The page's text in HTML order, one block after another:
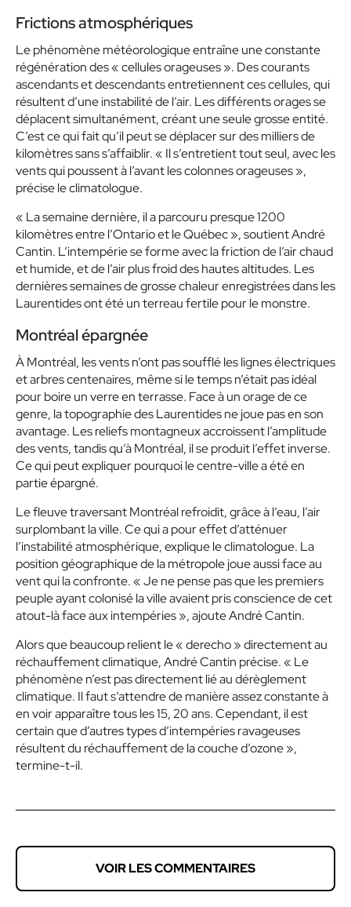
Frictions atmosphériques
Le phénomène météorologique entraîne une constante
régénération des« cellules orageuses ». Des courants
ascendants et descendants entretiennent ces cellules, qui
résultent d’une instabilité de l’air. Les différents orages se
déplacent simultanément, créant une seule grosse entité.
C’est ce qui fait qu’il peut se déplacer sur des milliers de
kilomètres sans s’affaiblir.« Il s’entretient tout seul, avec les
vents qui poussent à l’avant les colonnes orageuses »,
précise le climatologue.
« La semaine dernière, il a parcouru presque 1200
kilomètres entre l’Ontario et le Québec », soutient André
Cantin. L’intempérie se forme avec la friction de l’air chaud
et humide, et de l’air plus froid des hautes altitudes. Les
dernières semaines de grosse chaleur enregistrées dans les
Laurentides ont été un terreau fertile pour le monstre.
Montréal épargnée
À Montréal, les vents n’ont pas soufflé les lignes électriques
et arbres centenaires, même si le temps n’était pas idéal
pour boire un verre en terrasse. Face à un orage de ce
genre, la topographie des Laurentides ne joue pas en son
avantage. Les reliefs montagneux accroissent l’amplitude
des vents, tandis qu’à Montréal, il se produit l’effet inverse.
Ce qui peut expliquer pourquoi le centre-ville a été en
partie épargné.
Le fleuve traversant Montréal refroidit, grâce à l’eau, l’air
surplombant la ville. Ce qui a pour effet d’atténuer
l’instabilité atmosphérique, explique le climatologue. La
position géographique de la métropole joue aussi face au
vent qui la confronte.« Je ne pense pas que les premiers
peuple ayant colonisé la ville avaient pris conscience de cet
atout-là face aux intempéries », ajoute André Cantin.
Alors que beaucoup relient le« derecho »directement au
réchauffement climatique, André Cantin précise.« Le
phénomène n’est pas directement lié au dérèglement
climatique. Il faut s’attendre de manière assez constante à
en voir apparaître tous les 15, 20 ans. Cependant, il est
certain que d’autres types d’intempéries ravageuses
résultent du réchauffement de la couche d’ozone »,
termine-t-il.
VOIR LES COMMENTAIRES